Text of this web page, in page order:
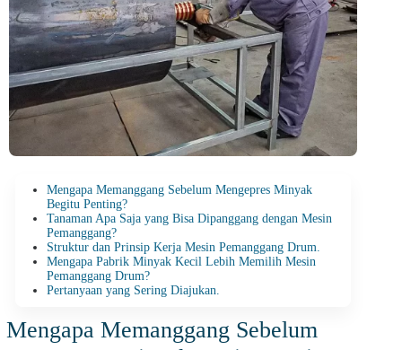
Mengapa Memanggang Sebelum Mengepres Minyak
Begitu Penting?
Tanaman Apa Saja yang Bisa Dipanggang dengan Mesin
Pemanggang?
Struktur dan Prinsip Kerja Mesin Pemanggang Drum.
Mengapa Pabrik Minyak Kecil Lebih Memilih Mesin
Pemanggang Drum?
Pertanyaan yang Sering Diajukan.
Mengapa Memanggang Sebelum